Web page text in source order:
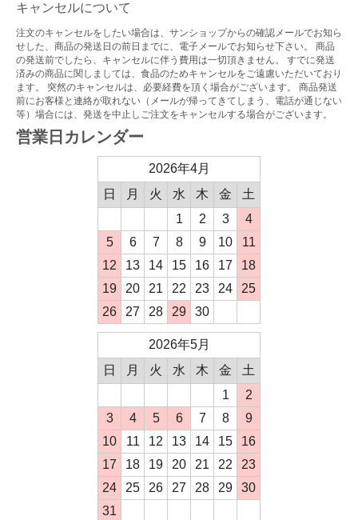
キャンセルについて
注文のキャンセルをしたい場合は、サンショップからの確認メールでお知ら
せした、商品の発送日の前日までに、電子メールでお知らせ下さい。 商品
の発送前でしたら、キャンセルに伴う費用は一切頂きません。 すでに発送
済みの商品に関しましては、食品のためキャンセルをご遠慮いただいており
ます。 突然のキャンセルは、必要経費を頂く場合がございます。 商品発送
前にお客様と連絡が取れない（メールが帰ってきてしまう、電話が通じない
等）場合には、発送を中止しご注文をキャンセルする場合がございます。
営業日カレンダー
2026年4月
日
月 火 水 木 金
土
1
2 3
4
5
6 7 8 9 10
11
12
13 14 15 16 17
18
19
20 21 22 23 24
25
26
27 28 29 30
2026年5月
日
月 火 水 木 金
土
1
2
3
4 5 6 7 8
9
10
11 12 13 14 15
16
17
18 19 20 21 22
23
24
25 26 27 28 29
30
31